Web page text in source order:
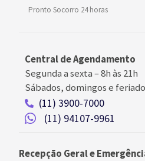
Pronto Socorro 24 horas
Central de Agendamento
Segunda a sexta –8h às 21h
Sábados, domingos e
(11) 3900-7000
(11) 94107-9961
Recepção Geral e